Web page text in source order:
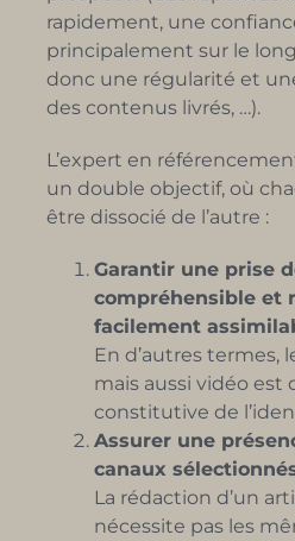
rapidement, une
principalement sur le
donc une régularité et
des contenus livrés, …).
L’expert en
un double objectif, où
être dissocié de l’autre :
Garantir une prise
compréhensible et
facilement
En d’autres termes,
mais aussi vidéo est
constitutive de
Assurer une
canaux
La rédaction d’un
nécessite pas les